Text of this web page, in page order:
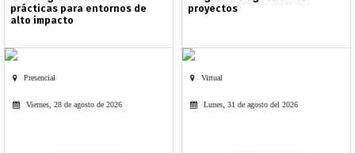
prácticas para entornos de
alto impacto
Presencial
Viernes, 28 de agosto de 2026
proyectos
Virtual
Lunes, 31 de agosto del 2026